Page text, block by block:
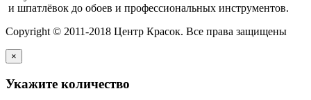
и шпатлёвок до обоев и профессиональных инструментов.
Copyright © 2011-2018 Центр Красок. Все права защищены
×
Укажите количество